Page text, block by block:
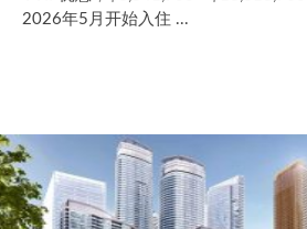
2026年5月开始入住 ...